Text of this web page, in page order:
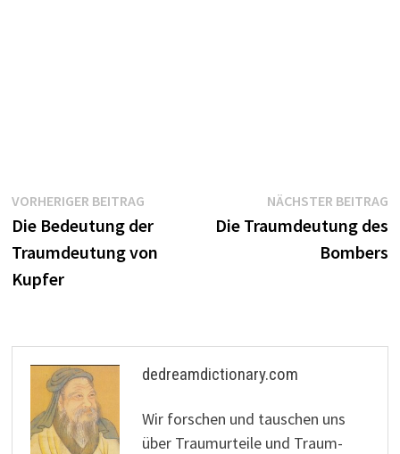
Beitragsnavigation
VORHERIGER BEITRAGVorheriger
Beitrag:
Die Bedeutung der
Traumdeutung von
Kupfer
NÄCHSTER BEITRAG
Die Traumdeutung des
Bombers
dedreamdictionary.com
Wir forschen und tauschen uns
über Traumurteile und Traum-